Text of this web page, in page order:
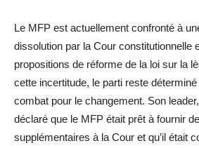
Le MFP est actuellement confronté à
dissolution par la Cour constitutionnelle
propositions de réforme de la loi sur la
cette incertitude, le parti reste
combat pour le changement. Son
déclaré que le MFP était prêt à fournir
supplémentaires à la Cour et qu’il était